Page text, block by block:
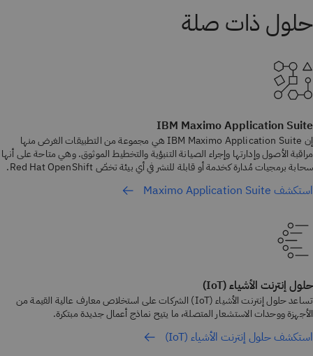
IBM Maximo Application Suite
إن IBM Maximo Application Suite هي مجموعة من التطبيقات الغرض منها
مراقبة الأصول وإدارتها وإجراء الصيانة التنبؤية والتخطيط الموثوق. وهي متاحة على أنها
سحابة برمجيات مُدارة كخدمة أو قابلة للنشر في أي بيئة تخصّ Red Hat OpenShift.
استكشف Maximo Application Suite
حلول إنترنت الأشياء (IoT)
تساعد حلول إنترنت الأشياء (IoT) الشركات على استخلاص معارف عالية القيمة من
الأجهزة ووحدات الاستشعار المتصلة، ما يتيح نماذج أعمال جديدة مبتكرة.
استكشف حلول إنترنت الأشياء (IoT)